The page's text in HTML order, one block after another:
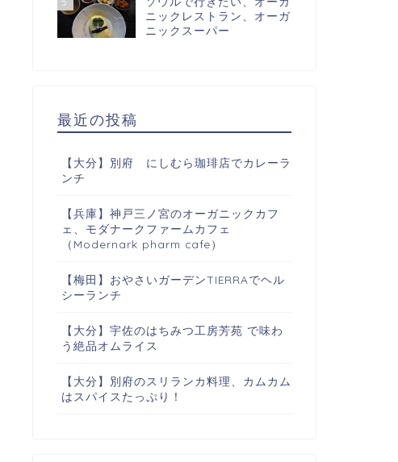
ニックレストラン、オーガ
ニックスーパー
最近の投稿
【大分】別府 にしむら珈琲店でカレーラ
ンチ
【兵庫】神戸三ノ宮のオーガニックカフ
ェ、モダナークファームカフェ
（Modernark pharm cafe）
【梅田】おやさいガーデンTIERRAでヘル
シーランチ
【大分】宇佐のはちみつ工房芳苑 で味わ
う絶品オムライス
【大分】別府のスリランカ料理、カムカム
はスパイスたっぷり！